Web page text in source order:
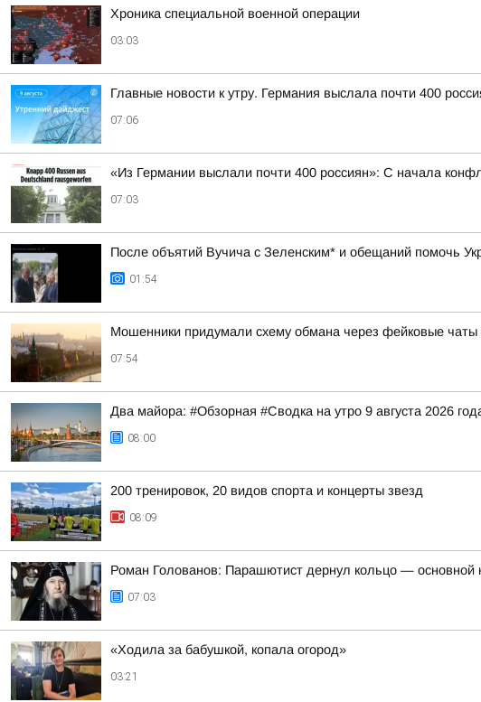
Хроника специальной военной операции
03:03
Главные новости к утру. Германия выслала почти 400
07:06
«Из Германии выслали почти 400 россиян»: С начала
07:03
После объятий Вучича с Зеленским* и обещаний помочь
01:54
Мошенники придумали схему обмана через фейковые
07:54
Два майора: #Обзорная #Сводка на утро 9 августа 2026
08:00
200 тренировок, 20 видов спорта и концерты звезд
08:09
Роман Голованов: Парашютист дернул кольцо — основной
07:03
«Ходила за бабушкой, копала огород»
03:21